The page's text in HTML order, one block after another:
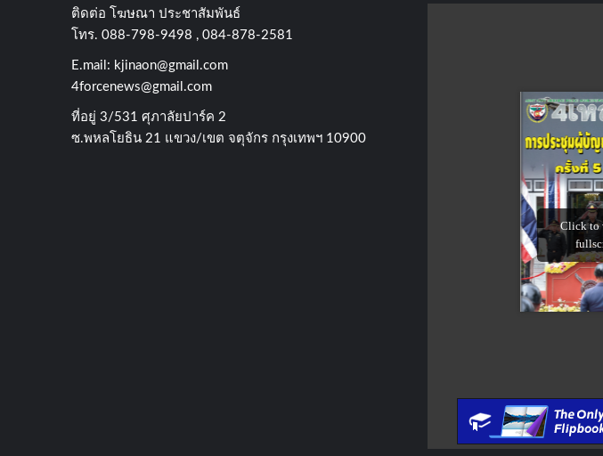
ติดต่อ​ โฆษณา​ ประชาสัมพันธ์
โทร​. 088-798-9498 , 084-878-2581
E.mail: kjinaon@gmail.com
4forcenews@gmail.com
ที่อยู่​ 3/531​ ศุภาลัยปาร์ค​ 2
ซ.พหลโยธิน​ 21​ แขวง/เขต​ จตุจักร​ กรุงเทพฯ 10900